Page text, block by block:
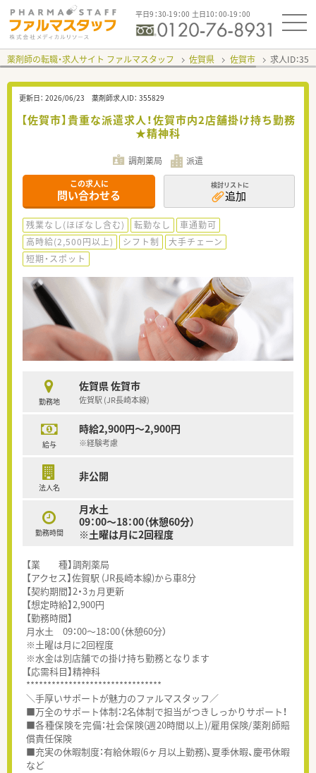
平日9：30-19：00 土日10：00-19：00
薬剤師の転職・求人サイト ファルマスタッフ 佐賀県 佐賀市 求人ID：
更新日： 2026/06/23 薬剤師求人ID： 355829
【佐賀市】貴重な派遣求人！佐賀市内2店舗掛け持ち勤務
★精神科
調剤薬局 派遣
この求人に
問い合わせる
検討リストに
追加
残業なし(ほぼなし含む) 転勤なし
車通勤可
高時給(2,500円以上)
シフト制
大手チェーン
短期・スポット
勤務地
佐賀県 佐賀市
佐賀駅 (JR長崎本線)
給与
時給2,900円～2,900円
※経験考慮
法人名
非公開
勤務時間
月水土
09：00～18：00（休憩60分）
※土曜は月に2回程度
【業 種】調剤薬局
【アクセス】佐賀駅 (JR長崎本線)から車8分
【契約期間】2・3ヵ月更新
【想定時給】2,900円
【勤務時間】
月水土 09：00～18：00（休憩60分）
※土曜は月に2回程度
※水金は別店舗での掛け持ち勤務となります
【応需科目】精神科
********************************
＼手厚いサポートが魅力のファルマスタッフ／
■万全のサポート体制：2名体制で担当がつきしっかりサポート！
■各種保険を完備：社会保険(週20時間以上)/雇用保険/薬剤師賠
償責任保険
■充実の休暇制度：有給休暇(6ヶ月以上勤務)、夏季休暇、慶弔休暇
など